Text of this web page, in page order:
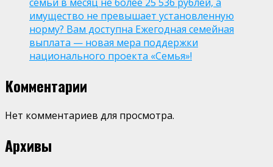
имущество не превышает установленную
норму? Вам доступна Ежегодная семейная
выплата — новая мера поддержки
национального проекта «Семья»!
Комментарии
Нет комментариев для просмотра.
Архивы